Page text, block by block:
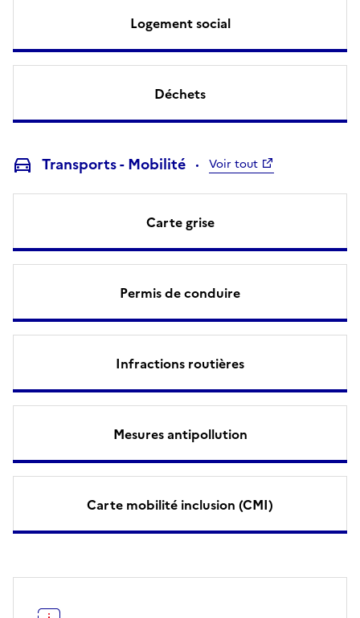
Logement social
Déchets
Transports - Mobilité Voir tout
Carte grise
Permis de conduire
Infractions routières
Mesures antipollution
Carte mobilité inclusion (CMI)